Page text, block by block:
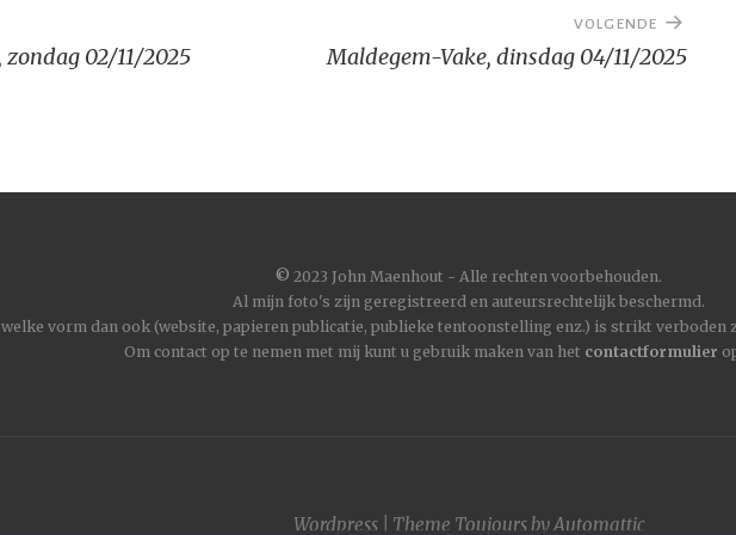
02/11/2025
VOLGENDE
Maldegem-Vake, dinsdag 04/11/2025
© 2023 John Maenhout - Alle rechten voorbehouden.
Al mijn foto's zijn geregistreerd en auteursrechtelijk beschermd.
vorm dan ook (website, papieren publicatie, publieke tentoonstelling enz.) is strikt
Om contact op te nemen met mij kunt u gebruik maken van het contactformulier
Wordpress| Theme ToujoursbyAutomattic